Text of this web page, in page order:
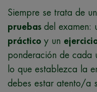
Siempre se trata de
pruebas del examen:
práctico y un
ponderación de cada
lo que establezca la
debes estar atento/a